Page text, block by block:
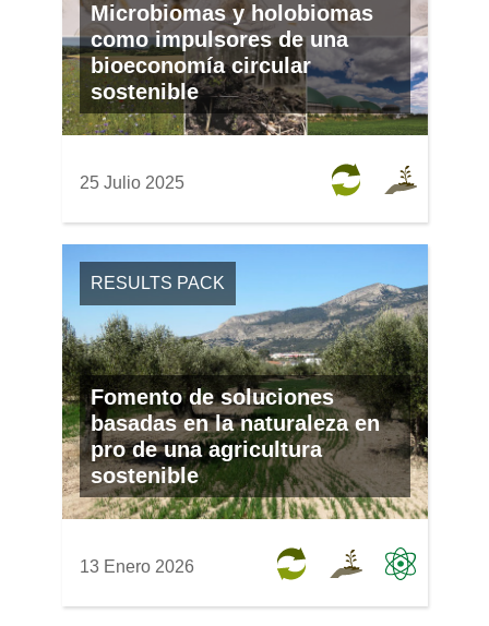
Microbiomas y holobiomas
como impulsores de una
bioeconomía circular
sostenible
25 Julio 2025
RESULTS PACK
Fomento de soluciones
basadas en la naturaleza en
pro de una agricultura
sostenible
13 Enero 2026